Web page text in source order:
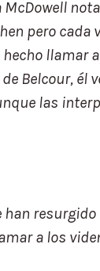
McDowell
pero cada
hecho llamar
Belcour, él
las
han
a los